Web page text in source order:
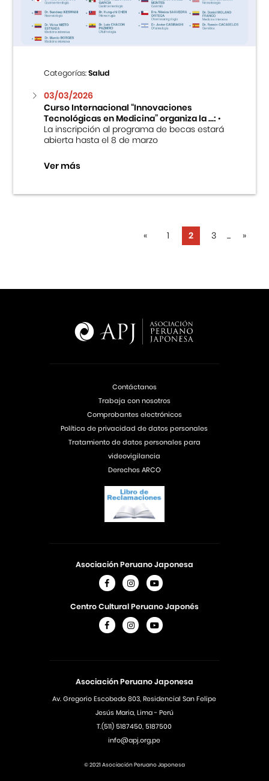
Categorías:Salud
03/03/2026
Curso Internacional “Innovaciones
Tecnológicas en Medicina” organiza la ...:•
La inscripción al programa de becas estará
abierta hasta el 8 de marzo
Ver más
« 1 2 3 ... »
Asociación Peruano Japonesa
Av. Gregorio Escobedo 803, Residencial San Felipe
Jesús Maria, Lima - Perú
T.(511) 5187450, 5187500
info@apj.org.pe
Asociación Peruano Japonesa
Centro Cultural Peruano Japonés
Contáctanos
Trabaja con nosotros
Comprobantes electrónicos
Política de privacidad de datos personales
Tratamiento de datos personales para
videovigilancia
Derechos ARCO
© 2021 Asociación Peruano Japonesa